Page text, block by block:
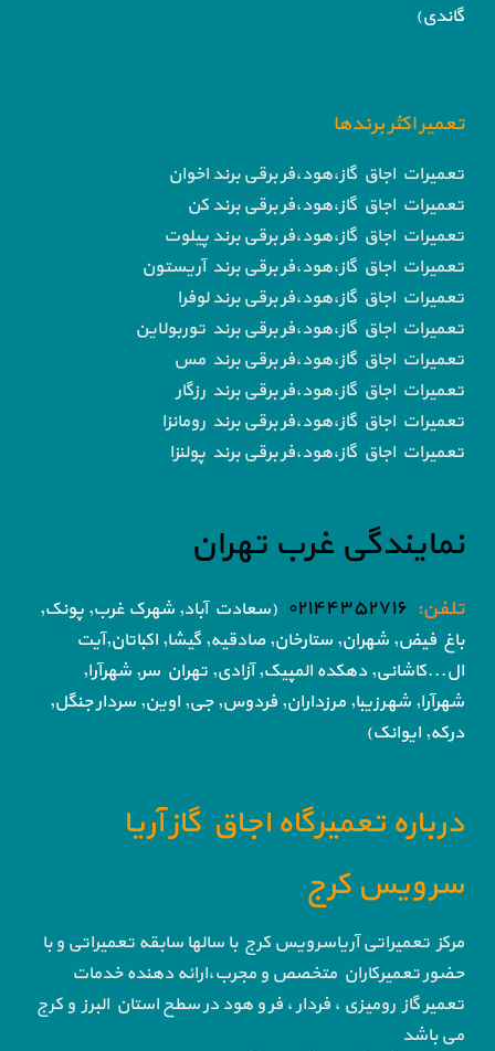
گاندی)
تعمیر اکثر برندها
تعمیرات اجاق گاز،هود،فر برقی برند اخوان
تعمیرات اجاق گاز،هود،فر برقی برند کن
تعمیرات اجاق گاز،هود،فر برقی برند پیلوت
تعمیرات اجاق گاز،هود،فر برقی برند آریستون
تعمیرات اجاق گاز،هود،فر برقی برند لوفرا
تعمیرات اجاق گاز،هود،فر برقی برند توربولاین
تعمیرات اجاق گاز،هود،فر برقی برند مس
تعمیرات اجاق گاز،هود،فر برقی برند رزگار
تعمیرات اجاق گاز،هود،فر برقی برند رومانزا
تعمیرات اجاق گاز،هود،فر برقی برند پولنزا
نمایندگی غرب تهران
تلفن: ۰۲۱۴۴۳۵۲۷۱۶ (سعادت آباد, شهرک غرب, پونک,
باغ فیض, شهران, ستارخان, صادقیه, گیشا, اکباتان,آیت
ال...کاشانی, دهکده المپیک, آزادی, تهران سر, شهرآرا,
شهرآرا, شهرزیبا, مرزداران, فردوس, جی, اوین, سردار جنگل,
درکه, ایوانک)
درباره تعمیرگاه اجاق گاز آریا
سرویس کرج
مرکز تعمیراتی آریاسرویس کرج با سالها سابقه تعمیراتی و با
حضور تعمیرکاران متخصص و مجرب،ارائه دهنده خدمات
تعمیر گاز رومیزی ، فردار ، فر و هود در سطح استان البرز و کرج
می باشد